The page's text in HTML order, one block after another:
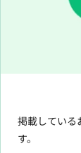
掲載している
す。